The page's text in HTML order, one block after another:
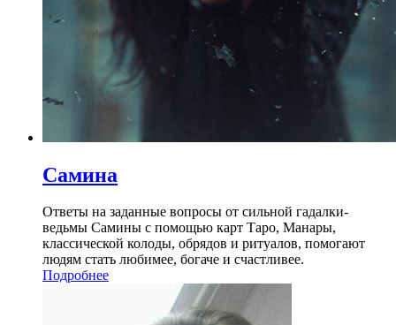
Самина
Ответы на заданные вопросы от сильной гадалки-
ведьмы Самины с помощью карт Таро, Манары,
классической колоды, обрядов и ритуалов, помогают
людям стать любимее, богаче и счастливее.
Подробнее